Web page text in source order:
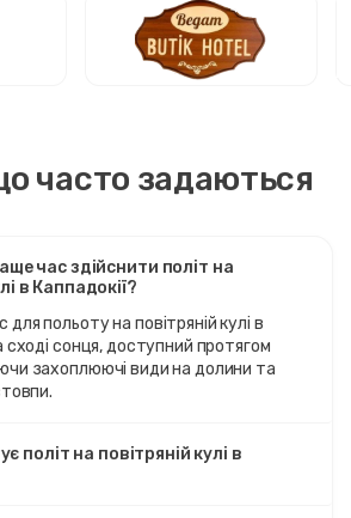
часто задаються
час здійснити політ на
в Каппадокії?
польоту на повітряній кулі в
сході сонця, доступний протягом
захоплюючі види на долини та
політ на повітряній кулі в